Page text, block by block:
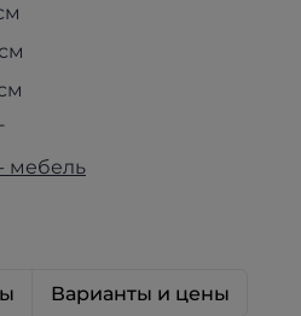
мебель
Варианты и цены